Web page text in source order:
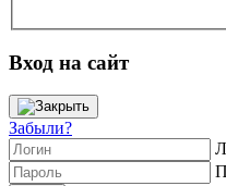
Вход на сайт
Забыли?